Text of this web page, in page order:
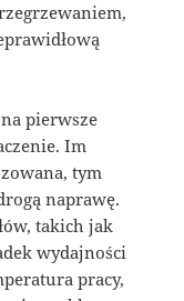
pierwsze
Im
tym
naprawę.
takich jak
wydajności
pracy,